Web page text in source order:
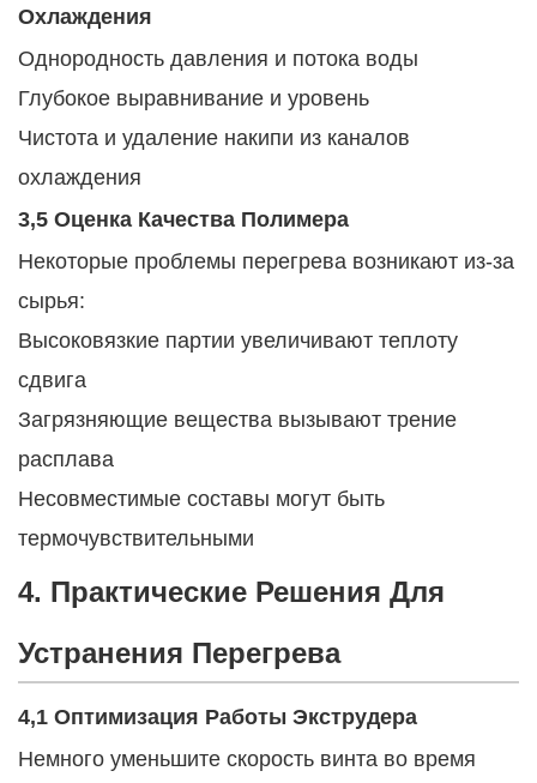
Охлаждения
Однородность давления и потока воды
Глубокое выравнивание и уровень
Чистота и удаление накипи из каналов
охлаждения
3,5 Оценка Качества Полимера
Некоторые проблемы перегрева возникают из-за
сырья:
Высоковязкие партии увеличивают теплоту
сдвига
Загрязняющие вещества вызывают трение
расплава
Несовместимые составы могут быть
термочувствительными
4. Практические Решения Для
Устранения Перегрева
4,1 Оптимизация Работы Экструдера
Немного уменьшите скорость винта во время